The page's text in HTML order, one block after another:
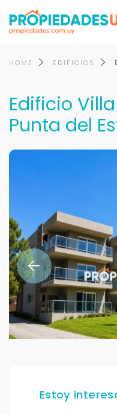
HOME EDIFICIOS
Edificio
Punta del
Estoy